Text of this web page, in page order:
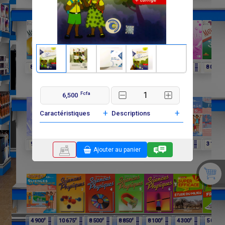
6,500 Fcfa
Caractéristiques + Descriptions +
Ajouter au panier
8 250F 6 060F 4 025 8 015F 8 000
9 750 9 750F F F 4 900F 3 100
4 900F 10 675F 8 500F 8 850F 8 100F 4 300F 5 000